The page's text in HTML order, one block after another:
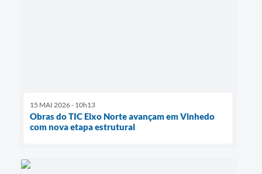
15 MAI 2026 - 10h13
Obras do TIC Eixo Norte avançam em Vinhedo
com nova etapa estrutural